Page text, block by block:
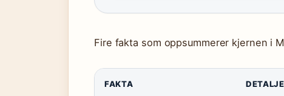
Fire fakta som oppsummerer kjernen i
FAKTA